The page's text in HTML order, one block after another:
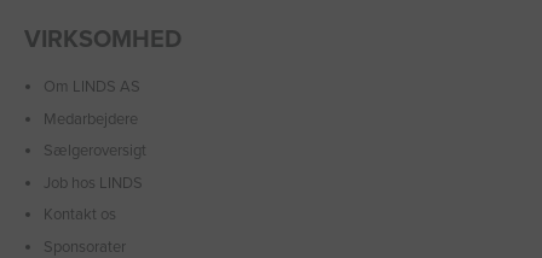
VIRKSOMHED
Om LINDS AS
Medarbejdere
Sælgeroversigt
Job hos LINDS
Kontakt os
Sponsorater